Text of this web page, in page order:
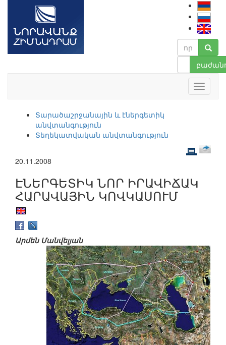
Տարածաշրջանային և էներգետիկ
անվտանգություն
Տեղեկատվական անվտանգություն
20.11.2008
ԷՆԵՐԳԵՏԻԿ ՆՈՐ ԻՐԱՎԻՃԱԿ
ՀԱՐԱՎԱՅԻՆ ԿՈՎԿԱՍՈՒՄ
Արմեն Մանվելյան